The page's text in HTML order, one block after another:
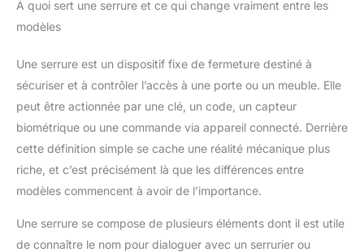
À quoi sert une serrure et ce qui change vraiment entre les
modèles
Une serrure est un dispositif fixe de fermeture destiné à
sécuriser et à contrôler l’accès à une porte ou un meuble. Elle
peut être actionnée par une clé, un code, un capteur
biométrique ou une commande via appareil connecté. Derrière
cette définition simple se cache une réalité mécanique plus
riche, et c’est précisément là que les différences entre
modèles commencent à avoir de l’importance.
Une serrure se compose de plusieurs éléments dont il est utile
de connaître le nom pour dialoguer avec un serrurier ou